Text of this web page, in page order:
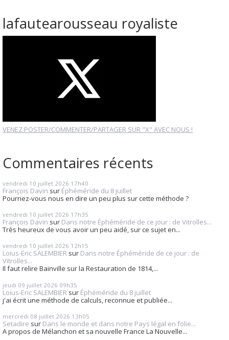
lafautearousseau royaliste
VENEZ POSTER/COMMENTER/PARTAGER SUR "X" AVEC NOUS !
Commentaires récents
vendredi 10 juillet 2026 17h40
François Davin sur Éphéméride du 8 juillet
Pourriez-vous nous en dire un peu plus sur cette méthode ?
vendredi 10 juillet 2026 17h35
François Davin sur Dans notre Éphéméride de ce jour : de Vitrolles...
Très heureux de vous avoir un peu aidé, sur ce sujet en...
vendredi 10 juillet 2026 12h15
Loius-Eric SALEMBIER sur Dans notre Éphéméride de ce jour : de
Vitrolles...
Il faut relire Bainville sur la Restauration de 1814,...
jeudi 09 juillet 2026 09h35
Loius-Eric SALEMBIER sur Éphéméride du 8 juillet
j'ai écrit une méthode de calculs, reconnue et publiée...
mercredi 08 juillet 2026 13h05
Setadire sur Dans le monde et dans notre Pays légal en folie...
A propos de Mélanchon et sa nouvelle France La Nouvelle...